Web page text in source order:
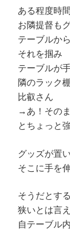
ある程度時
お隣提督も
テーブルか
それを掴み
テーブルが
隣のラック
比叡さん
→あ！その
とちょっと
グッズが置
そこに手を
そうだとす
狭いとは言え
自テーブル